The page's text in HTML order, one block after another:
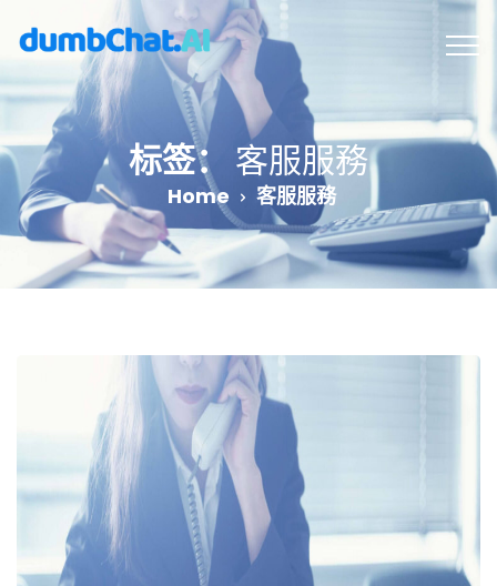
标签： 客服服務
Home 客服服務